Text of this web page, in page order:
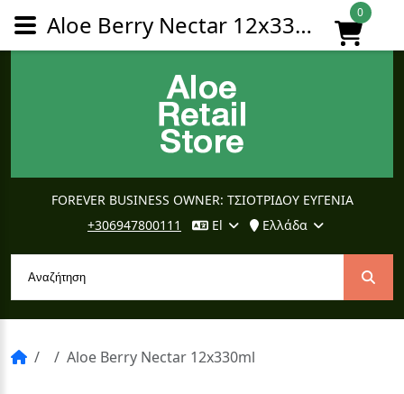
FOREVER BUSINESS OWNER: ΤΣΙΟΤΡΙΔΟΥ ΕΥΓΕΝΙΑ
+306947800111
El Ελλάδα
0
Aloe Berry Nectar 12x330ml
Aloe Berry Nectar 12x330ml